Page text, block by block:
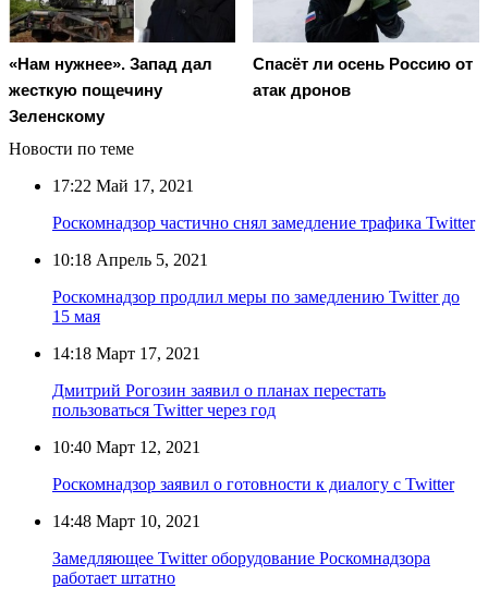
«Нам нужнее». Запад дал
жесткую пощечину
Зеленскому
Спасёт ли осень Россию от
атак дронов
Новости по теме
17:22 Май 17, 2021
Роскомнадзор частично снял замедление трафика Twitter
10:18 Апрель 5, 2021
Роскомнадзор продлил меры по замедлению Twitter до
15 мая
14:18 Март 17, 2021
Дмитрий Рогозин заявил о планах перестать
пользоваться Twitter через год
10:40 Март 12, 2021
Роскомнадзор заявил о готовности к диалогу с Twitter
14:48 Март 10, 2021
Замедляющее Twitter оборудование Роскомнадзора
работает штатно